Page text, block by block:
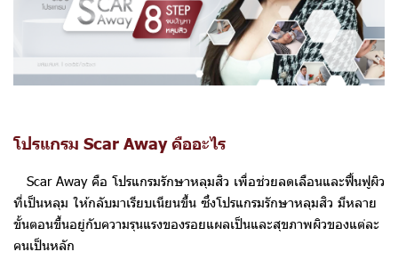
โปรแกรม Scar Away คืออะไร
Scar Away คือ โปรแกรมรักษาหลุมสิว เพื่อช่วยลดเลือนและฟื้นฟูผิว
ที่เป็นหลุม ให้กลับมาเรียบเนียนขึ้น ซึ่งโปรแกรมรักษาหลุมสิว มีหลาย
ขั้นตอนขึ้นอยู่กับความรุนแรงของรอยแผลเป็นและสุขภาพผิวของแต่ละ
คนเป็นหลัก